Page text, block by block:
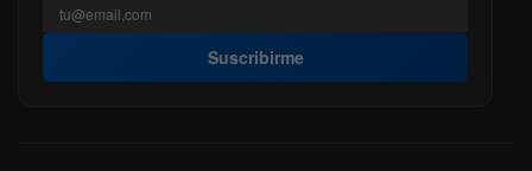
Suscribirme